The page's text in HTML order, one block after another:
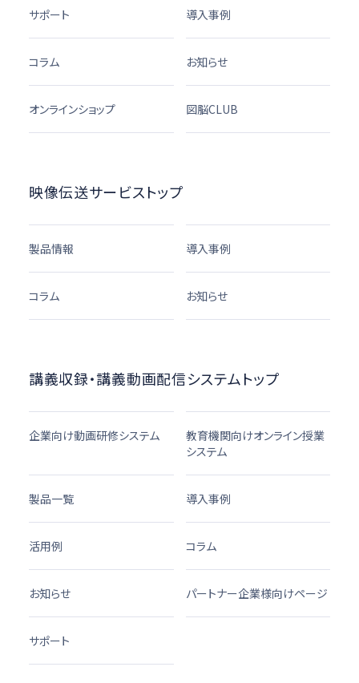
サポート 導入事例
コラム お知らせ
オンラインショップ 図脳CLUB
映像伝送サービストップ
製品情報 導入事例
コラム お知らせ
講義収録・講義動画配信システムトップ
企業向け動画研修システム
教育機関向けオンライン授業
システム
製品一覧 導入事例
活用例 コラム
お知らせ パートナー企業様向けページ
サポート